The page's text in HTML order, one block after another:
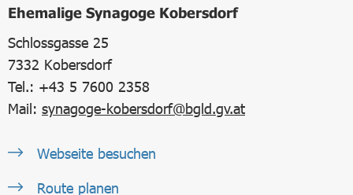
Ehemalige Synagoge Kobersdorf
Schlossgasse 25
7332 Kobersdorf
Tel.: +43 5 7600 2358
Mail: synagoge-kobersdorf@bgld.gv.at
Webseite besuchen
Route planen